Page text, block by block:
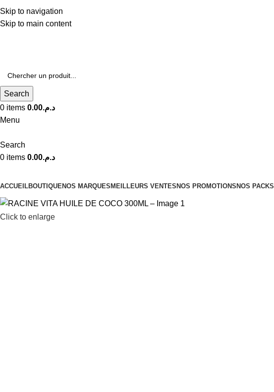
Skip to navigation
Skip to main content
Livraison Gratuite à Partir de 600dhs
Search
0 items د.م.0.00
Menu
Search
0 items د.م.0.00
ACCUEILBOUTIQUENOS MARQUES MEILLEURS VENTES NOS PROMOTIONS NOS PACKS
Click to enlarge